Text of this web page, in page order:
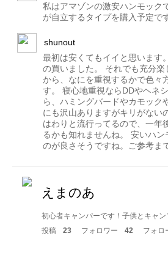
私はアマゾンの激安ハンモック
が自立するタイプを購入予定で
shunout
最初は安くてもイイと思います
の買いました。 それでも充分楽
から、なにを重視するかで色々
す。 寝心地重視ならDDやヘネ
ら、ハミングバードやカモック
にも沢山ありますがキリがない
はわりと流行ってるので、一年
るかも知れませんね。 安いハ
のが良さそうですね。ご参考ま
えまのあ
初心者キャンパーです！子供とキャ
投稿
23 フォロワー 42 フォロ